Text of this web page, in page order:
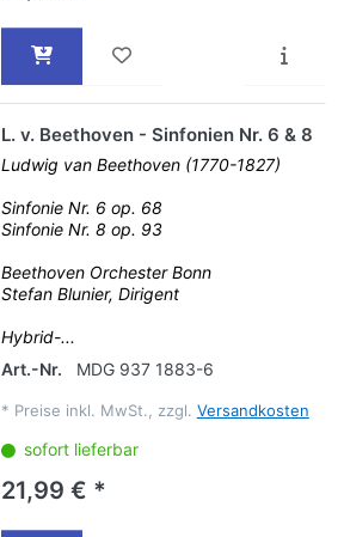
L. v. Beethoven - Sinfonien Nr. 6 & 8
Ludwig van Beethoven (1770-1827)
Sinfonie Nr. 6 op. 68
Sinfonie Nr. 8 op. 93
Beethoven Orchester Bonn
Stefan Blunier, Dirigent
Hybrid-...
Art.-Nr.
MDG 937 1883-6
* Preise inkl. MwSt., zzgl. Versandkosten
sofort lieferbar
21,99 € *